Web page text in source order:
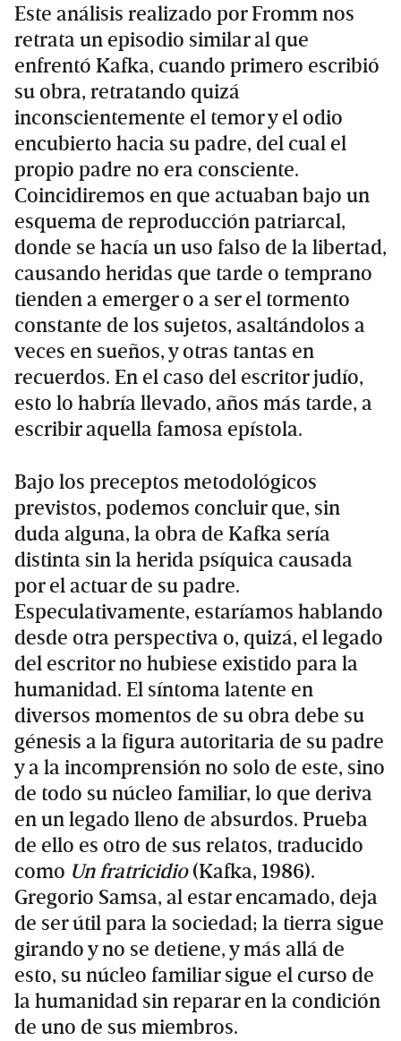
Este análisis realizado por Fromm nos
retrata un episodio similar al que
enfrentó Kafka, cuando primero escribió
su obra, retratando quizá
inconscientemente el temor y el odio
encubierto hacia su padre, del cual el
propio padre no era consciente.
Coincidiremos en que actuaban bajo un
esquema de reproducción patriarcal,
donde se hacía un uso falso de la libertad,
causando heridas que tarde o temprano
tienden a emerger o a ser el tormento
constante de los sujetos, asaltándolos a
veces en sueños, y otras tantas en
recuerdos. En el caso del escritor judío,
esto lo habría llevado, años más tarde, a
escribir aquella famosa epístola.
Bajo los preceptos metodológicos
previstos, podemos concluir que, sin
duda alguna, la obra de Kafka sería
distinta sin la herida psíquica causada
por el actuar de su padre.
Especulativamente, estaríamos hablando
desde otra perspectiva o, quizá, el legado
del escritor no hubiese existido para la
humanidad. El síntoma latente en
diversos momentos de su obra debe su
génesis a la figura autoritaria de su padre
y a la incomprensión no solo de este, sino
de todo su núcleo familiar, lo que deriva
en un legado lleno de absurdos. Prueba
de ello es otro de sus relatos, traducido
como Un fratricidio(Kafka, 1986).
Gregorio Samsa, al estar encamado, deja
de ser útil para la sociedad; la tierra sigue
girando y no se detiene, y más allá de
esto, su núcleo familiar sigue el curso de
la humanidad sin reparar en la condición
de uno de sus miembros.